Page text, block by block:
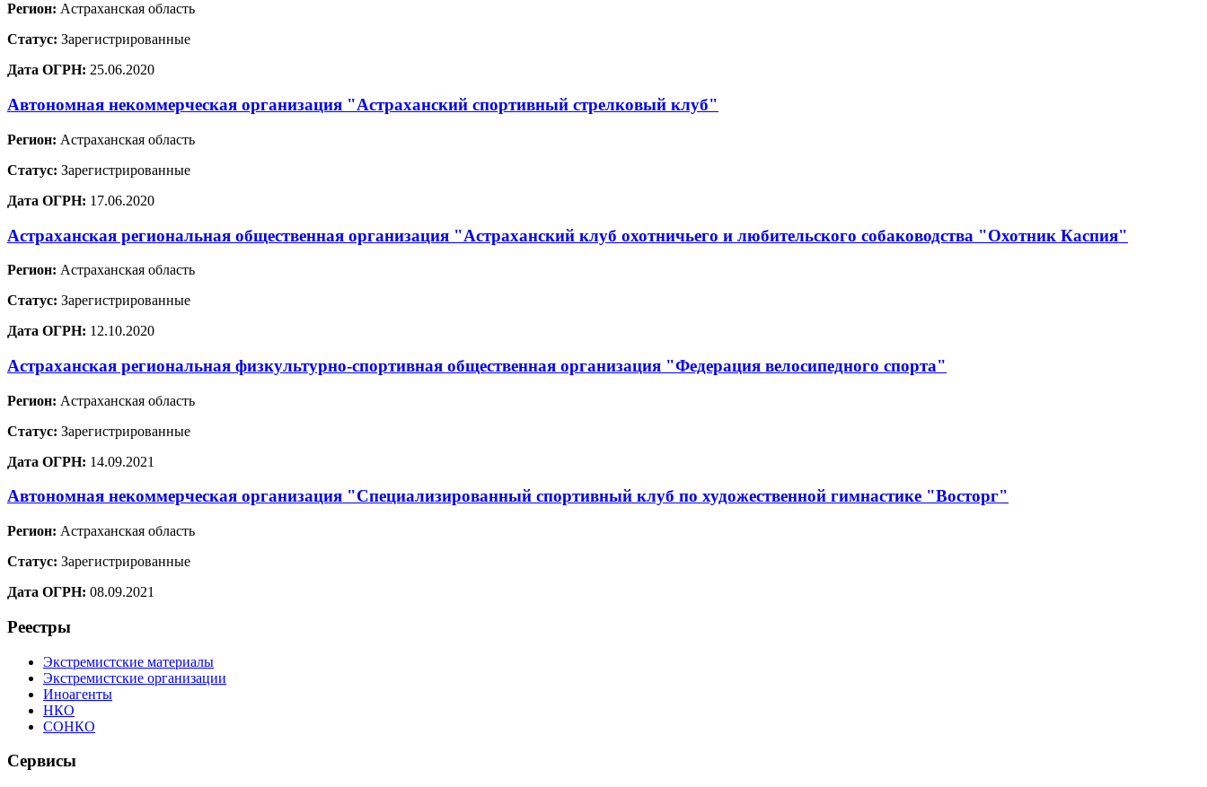
Регион: Астраханская область
Статус: Зарегистрированные
Дата ОГРН: 25.06.2020
Автономная некоммерческая организация "Астраханский спортивный стрелковый клуб"
Регион: Астраханская область
Статус: Зарегистрированные
Дата ОГРН: 17.06.2020
Астраханская региональная общественная организация "Астраханский клуб охотничьего и любительского собаководства "Охотник Каспия"
Регион: Астраханская область
Статус: Зарегистрированные
Дата ОГРН: 12.10.2020
Астраханская региональная физкультурно-спортивная общественная организация "Федерация велосипедного спорта"
Регион: Астраханская область
Статус: Зарегистрированные
Дата ОГРН: 14.09.2021
Автономная некоммерческая организация "Специализированный спортивный клуб по художественной гимнастике "Восторг"
Регион: Астраханская область
Статус: Зарегистрированные
Дата ОГРН: 08.09.2021
Реестры
Экстремистские материалы
Экстремистские организации
Иноагенты
НКО
СОНКО
Сервисы